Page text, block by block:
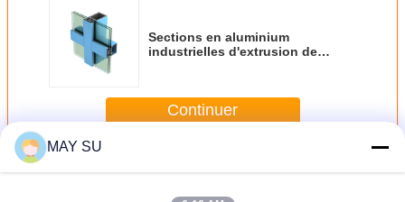
Sections en aluminium
industrielles d'extrusion de
Continuer
PlusProfil en aluminium industriel
MAY SU